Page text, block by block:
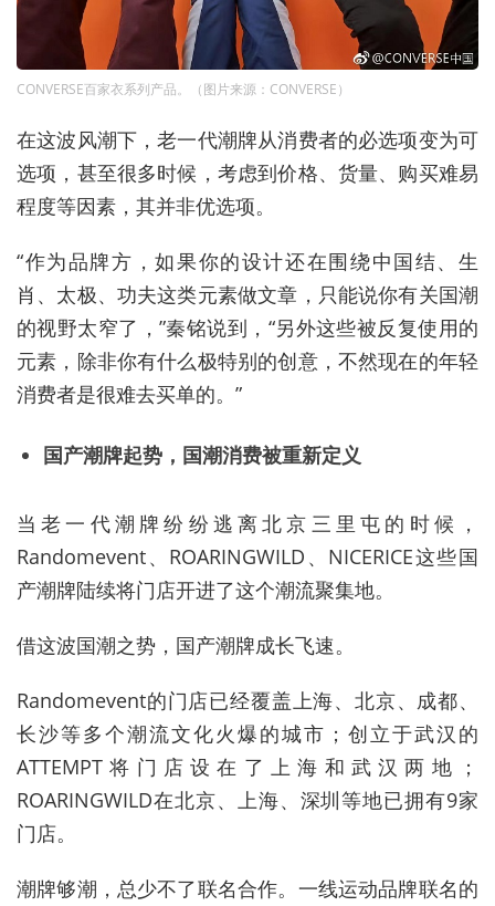
CONVERSE百家衣系列产品。（图片来源：CONVERSE）
在这波风潮下，老一代潮牌从消费者的必选项变为可
选项，甚至很多时候，考虑到价格、货量、购买难易
程度等因素，其并非优选项。
“作为品牌方，如果你的设计还在围绕中国结、生
肖、太极、功夫这类元素做文章，只能说你有关国潮
的视野太窄了，”秦铭说到，“另外这些被反复使用的
元素，除非你有什么极特别的创意，不然现在的年轻
消费者是很难去买单的。”
国产潮牌起势，国潮消费被重新定义
当老一代潮牌纷纷逃离北京三里屯的时候，
Randomevent、ROARINGWILD、NICERICE这些国
产潮牌陆续将门店开进了这个潮流聚集地。
借这波国潮之势，国产潮牌成长飞速。
Randomevent的门店已经覆盖上海、北京、成都、
长沙等多个潮流文化火爆的城市；创立于武汉的
ATTEMPT将门店设在了上海和武汉两地；
ROARINGWILD在北京、上海、深圳等地已拥有9家
门店。
潮牌够潮，总少不了联名合作。一线运动品牌联名的